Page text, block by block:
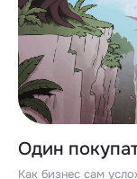
Один
Как бизнес сам